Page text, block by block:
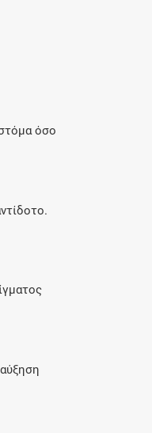
όσο